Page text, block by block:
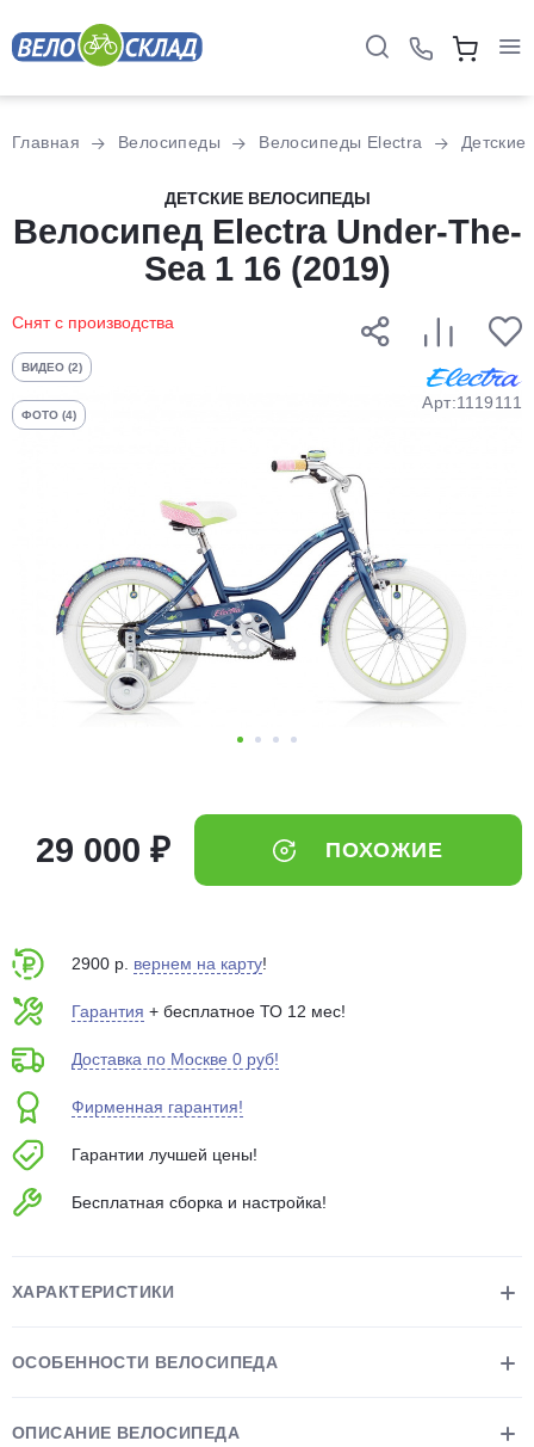
Главная Велосипеды Велосипеды Electra Детские
ДЕТСКИЕ ВЕЛОСИПЕДЫ
Велосипед Electra Under-The-
Sea 1 16 (2019)
Снят с производства
ВИДЕО (2)
ФОТО (4)
Арт:1119111
29 000 ₽ ПОХОЖИЕ
2900 р. вернем на карту!
Гарантия + бесплатное ТО 12 мес!
Доставка по Москве 0 руб!
Фирменная гарантия!
Гарантии лучшей цены!
Бесплатная сборка и настройка!
ХАРАКТЕРИСТИКИ
ОСОБЕННОСТИ ВЕЛОСИПЕДА
ОПИСАНИЕ ВЕЛОСИПЕДА
Разбейте
оплатуна части
без переплат
График платежей
Добавляйте товары
в корзину
Оплачивайте сегодня только
25% картой любого банка
выбранный способом
75% будут
Подробнее
Остались вопросы?